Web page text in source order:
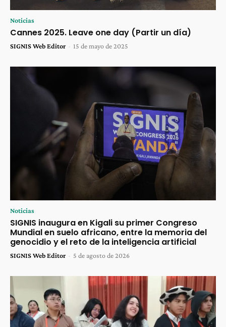
Noticias
Cannes 2025. Leave one day (Partir un día)
SIGNIS Web Editor - 15 de mayo de 2025
Noticias
SIGNIS inaugura en Kigali su primer Congreso
Mundial en suelo africano, entre la memoria del
genocidio y el reto de la inteligencia artificial
SIGNIS Web Editor - 5 de agosto de 2026